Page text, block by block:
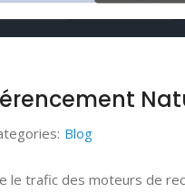
Blog
le trafic des moteurs de